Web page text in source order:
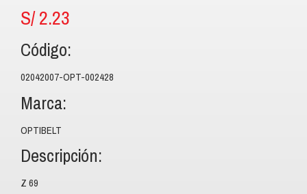
S/2.23
Código:
02042007-OPT-002428
Marca:
OPTIBELT
Descripción:
Z 69